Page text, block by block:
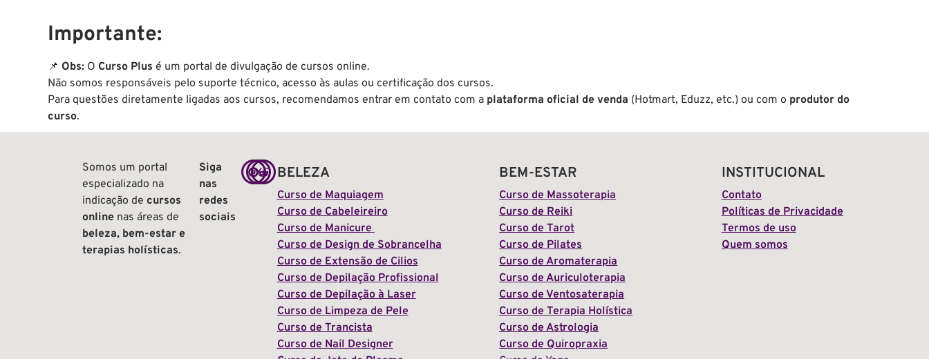
Importante:
📌 Obs: O Curso Plus é um portal de divulgação de cursos online.
Não somos responsáveis pelo suporte técnico, acesso às aulas ou certificação dos cursos.
Para questões diretamente ligadas aos cursos, recomendamos entrar em contato com a plataforma oficial de venda (Hotmart, Eduzz, etc.) ou com o produtor do
curso.
Somos um portal
especializado na
indicação decursos
online nas áreas de
beleza, bem-estar e
terapias holísticas.
Siga
nas
redes
sociais
BELEZA
Curso de Maquiagem
Curso de Cabeleireiro
Curso de Manicure
Curso de Design de Sobrancelha
Curso de Extensão de Cilios
Curso de Depilação Profissional
Curso de Depilação à Laser
Curso de Limpeza de Pele
Curso de Trancista
Curso de Nail Designer
BEM-ESTAR
Curso de Massoterapia
Curso de Reiki
Curso de Tarot
Curso de Pilates
Curso de Aromaterapia
Curso de Auriculoterapia
Curso de Ventosaterapia
Curso de Terapia Holística
Curso de Astrologia
Curso de Quiropraxia
INSTITUCIONAL
Contato
Políticas de Privacidade
Termos de uso
Quem somos